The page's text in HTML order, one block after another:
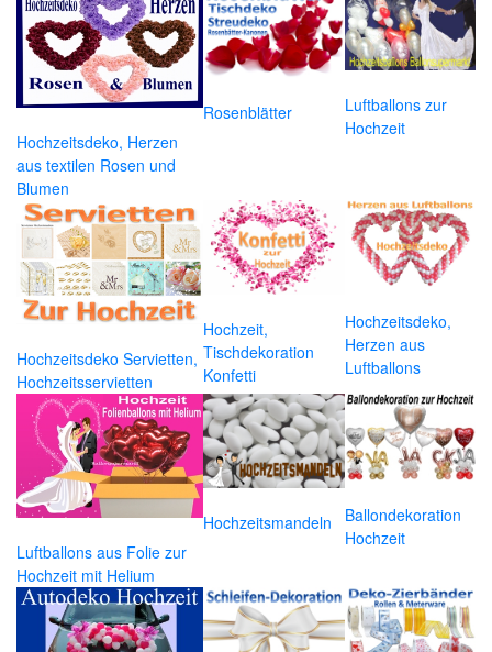
Hochzeitsdeko, Herzen
aus textilen Rosen und
Blumen
Rosenblätter
Luftballons zur
Hochzeit
Hochzeitsdeko Servietten,
Hochzeitsservietten
Hochzeit,
Tischdekoration
Konfetti
Hochzeitsdeko,
Herzen aus
Luftballons
Luftballons aus Folie zur
Hochzeit mit Helium
Hochzeitsmandeln
Ballondekoration
Hochzeit